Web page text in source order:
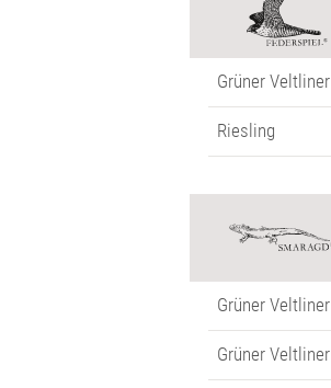
Grüner Veltliner
Riesling
Grüner Veltliner
Grüner Veltliner